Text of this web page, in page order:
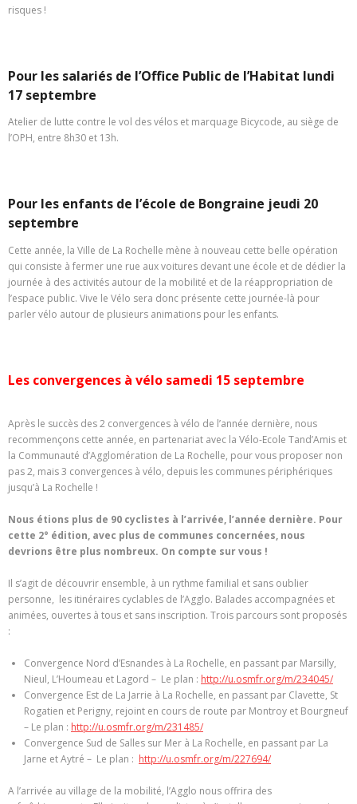
risques !
Pour les salariés de l’Office Public de l’Habitat lundi
17 septembre
Atelier de lutte contre le vol des vélos et marquage Bicycode, au siège de
l’OPH, entre 8h30 et 13h.
Pour les enfants de l’école de Bongraine jeudi 20
septembre
Cette année, la Ville de La Rochelle mène à nouveau cette belle opération
qui consiste à fermer une rue aux voitures devant une école et de dédier la
journée à des activités autour de la mobilité et de la réappropriation de
l’espace public. Vive le Vélo sera donc présente cette journée-là pour
parler vélo autour de plusieurs animations pour les enfants.
Les convergences à vélo samedi 15 septembre
Après le succès des 2 convergences à vélo de l’année dernière, nous
recommençons cette année, en partenariat avec la Vélo-Ecole Tand’Amis et
la Communauté d’Agglomération de La Rochelle, pour vous proposer non
pas 2, mais 3 convergences à vélo, depuis les communes périphériques
jusqu’à La Rochelle !
Nous étions plus de 90 cyclistes à l’arrivée, l’année dernière. Pour
cette 2° édition, avec plus de communes concernées, nous
devrions être plus nombreux. On compte sur vous !
Il s’agit de découvrir ensemble, à un rythme familial et sans oublier
personne, les itinéraires cyclables de l’Agglo. Balades accompagnées et
animées, ouvertes à tous et sans inscription. Trois parcours sont proposés
:
Convergence Nord d’Esnandes à La Rochelle, en passant par Marsilly,
Nieul, L’Houmeau et Lagord – Le plan : http://u.osmfr.org/m/234045/
Convergence Est de La Jarrie à La Rochelle, en passant par Clavette, St
Rogatien et Perigny, rejoint en cours de route par Montroy et Bourgneuf
– Le plan : http://u.osmfr.org/m/231485/
Convergence Sud de Salles sur Mer à La Rochelle, en passant par La
Jarne et Aytré – Le plan : http://u.osmfr.org/m/227694/
A l’arrivée au village de la mobilité, l’Agglo nous offrira des